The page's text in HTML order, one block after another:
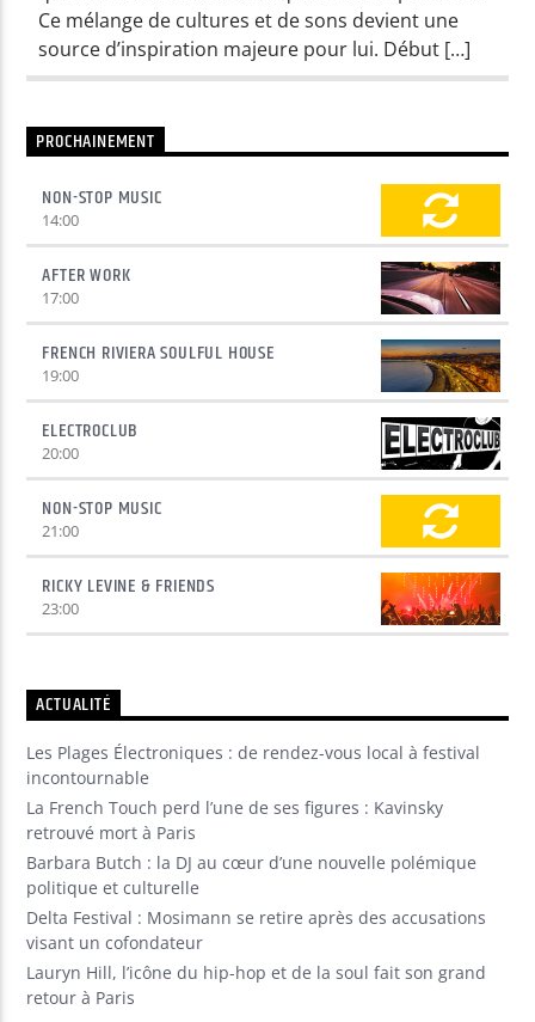
Yellow Radio
Yellow Riviera
Ce mélange de cultures et de sons devient une
source d’inspiration majeure pour lui. Début […]
PROCHAINEMENT
NON-STOP MUSIC
14:00
AFTER WORK
17:00
FRENCH RIVIERA SOULFUL HOUSE
19:00
ELECTROCLUB
20:00
NON-STOP MUSIC
21:00
RICKY LEVINE & FRIENDS
23:00
ACTUALITÉ
Les Plages Électroniques : de rendez-vous local à festival
incontournable
La French Touch perd l’une de ses figures : Kavinsky
retrouvé mort à Paris
Barbara Butch : la DJ au cœur d’une nouvelle polémique
politique et culturelle
Delta Festival : Mosimann se retire après des accusations
visant un cofondateur
Lauryn Hill, l’icône du hip-hop et de la soul fait son grand
retour à Paris